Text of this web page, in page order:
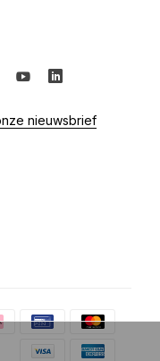
nieuwsbrief